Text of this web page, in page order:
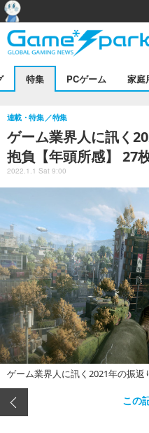
特集 PCゲーム 家庭
ゲーム業界人に訊く
抱負【年頭所感】 27
連載・特集 特集
2022.1.1 Sat 9:00
ゲーム業界人に訊く2021年の振返
この